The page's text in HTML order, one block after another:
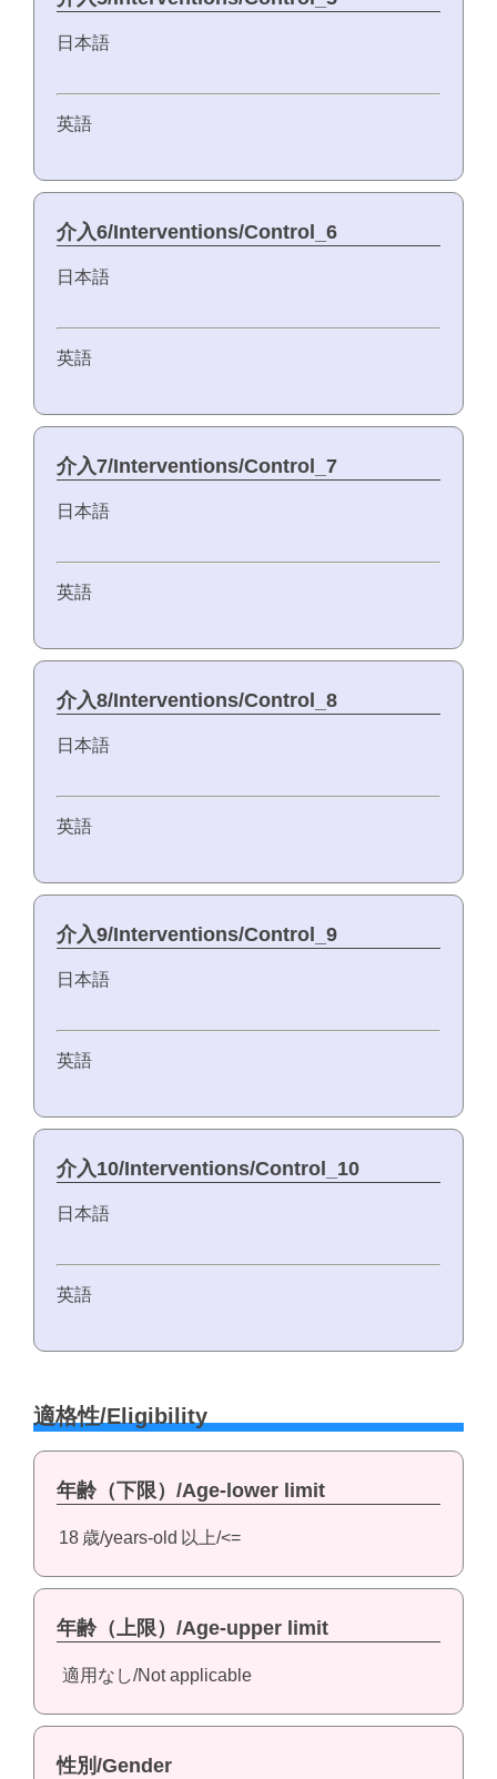
日本語
英語
介入6/Interventions/Control_6
日本語
英語
介入7/Interventions/Control_7
日本語
英語
介入8/Interventions/Control_8
日本語
英語
介入9/Interventions/Control_9
日本語
英語
介入10/Interventions/Control_10
日本語
英語
適格性/Eligibility
年齢（下限）/Age-lower limit
18 歳/years-old 以上/<=
年齢（上限）/Age-upper limit
適用なし/Not applicable
性別/Gender